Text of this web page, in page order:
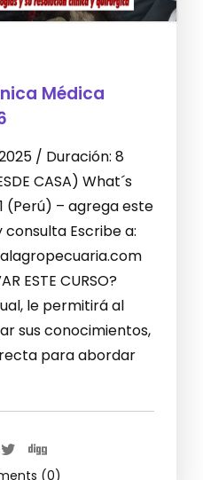
Médica
/ Duración: 8
CASA) What´s
(Perú) – agrega este
Escribe a:
ESTE CURSO?
le permitirá al
sus conocimientos,
para abordar
(0)